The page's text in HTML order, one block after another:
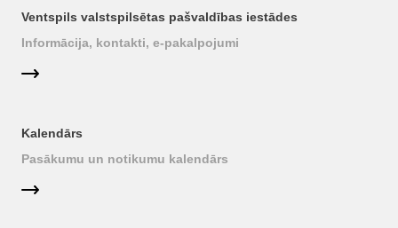
Ventspils valstspilsētas pašvaldības iestādes
Informācija, kontakti, e-pakalpojumi
Kalendārs
Pasākumu un notikumu kalendārs